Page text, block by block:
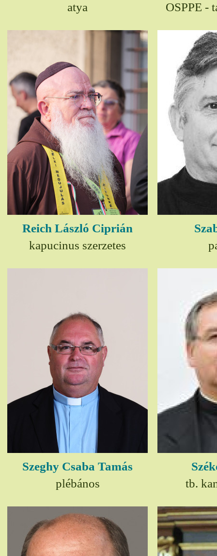
atya
OSPPE -
Reich László Ciprián
kapucinus szerzetes
Szeghy Csaba Tamás
plébános
tb.